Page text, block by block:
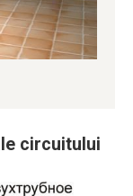
circuitului